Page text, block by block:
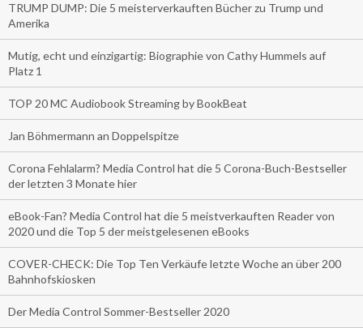
TRUMP DUMP: Die 5 meisterverkauften Bücher zu Trump und
Amerika
Mutig, echt und einzigartig: Biographie von Cathy Hummels auf
Platz 1
TOP 20 MC Audiobook Streaming by BookBeat
Jan Böhmermann an Doppelspitze
Corona Fehlalarm? Media Control hat die 5 Corona-Buch-Bestseller
der letzten 3 Monate hier
eBook-Fan? Media Control hat die 5 meistverkauften Reader von
2020 und die Top 5 der meistgelesenen eBooks
COVER-CHECK: Die Top Ten Verkäufe letzte Woche an über 200
Bahnhofskiosken
Der Media Control Sommer-Bestseller 2020